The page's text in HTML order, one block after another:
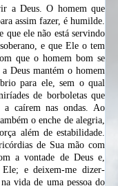
a Deus. O homem que
assim fazer, é humilde.
que ele não está servindo
e que Ele o tem
que o homem bom se
Deus mantém o homem
para ele, sem o qual
de borboletas que
caírem nas ondas. Ao
o enche de alegria,
além de estabilidade.
de Sua mão com
a vontade de Deus e,
Ele; edeixem-me dizer-
vida de uma pessoa do